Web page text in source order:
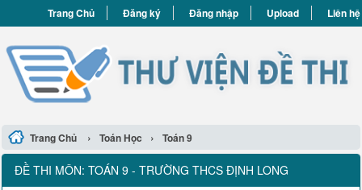
Trang Chủ Đăng ký Đăng nhập Upload Liên hệ
Trang Chủ › Toán Học › Toán 9
ĐỀ THI MÔN: TOÁN 9 - TRƯỜNG THCS ĐỊNH LONG